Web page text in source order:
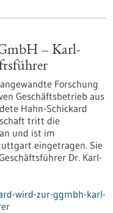
– Karl-
Forschung
Geschäftsbetrieb aus
Hahn-Schickard
tritt die
und ist im
eingetragen. Sie
Dr. Karl-
wird-zur-ggmbh-karl-